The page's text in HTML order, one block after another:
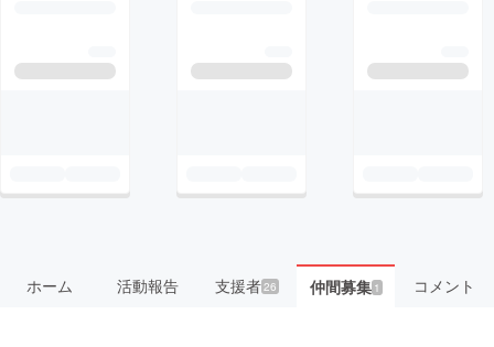
ホーム 活動報告 支援者 26 仲間募集 1 コメント